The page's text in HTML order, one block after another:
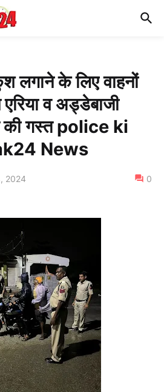
लगाने के लिए वाहनों
व अड्डेबाजी
की गस्त police ki
News
2024 0